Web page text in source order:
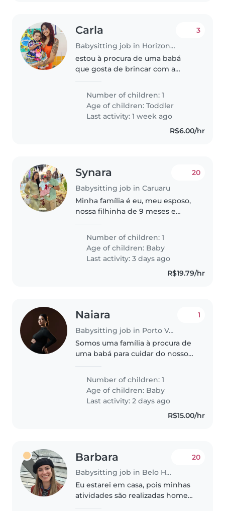
Carla
Babysitting job in Horizonte
3
estou à procura de uma babá
que gosta de brincar com a
divertidas e tenha
responsabilidade com a rotina
da criança. Isis é uma criança
tranquila no geral,..
Number of children: 1
Age of children:Toddler
Last activity: 1 week ago
R$6.00/hr
Synara
Babysitting job in Caruaru
20
Minha família é eu, meu esposo,
nossa filhinha de 9 meses e
Number of children: 1
Age of children: Baby
Last activity: 3 days ago
R$19.79/hr
Naiara
Babysitting job in Porto Velho
1
Somos uma família à procura de
uma babá para cuidar do nosso
nossa casa. Sou estudante e fico
alguns períodos do dia fora de
casa..
Number of children: 1
Age of children: Baby
Last activity: 2 days ago
R$15.00/hr
Barbara
Babysitting job in Belo Horizonte
20
Eu estarei em casa, pois minhas
atividades são realizadas home